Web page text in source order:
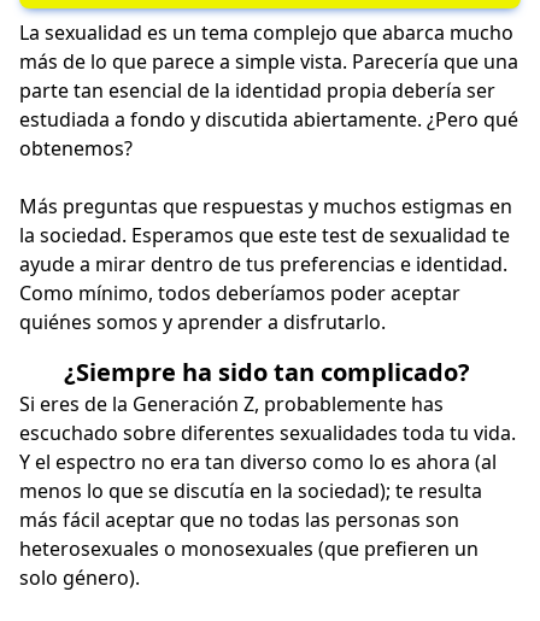
La sexualidad es un tema complejo que abarca mucho
más de lo que parece a simple vista. Parecería que una
parte tan esencial de la identidad propia debería ser
estudiada a fondo y discutida abiertamente. ¿Pero qué
obtenemos?
Más preguntas que respuestas y muchos estigmas en
la sociedad. Esperamos que este test de sexualidad te
ayude a mirar dentro de tus preferencias e identidad.
Como mínimo, todos deberíamos poder aceptar
quiénes somos y aprender a disfrutarlo.
¿Siempre ha sido tan complicado?
Si eres de la Generación Z, probablemente has
escuchado sobre diferentes sexualidades toda tu vida.
Y el espectro no era tan diverso como lo es ahora (al
menos lo que se discutía en la sociedad); te resulta
más fácil aceptar que no todas las personas son
heterosexuales o monosexuales (que prefieren un
solo género).